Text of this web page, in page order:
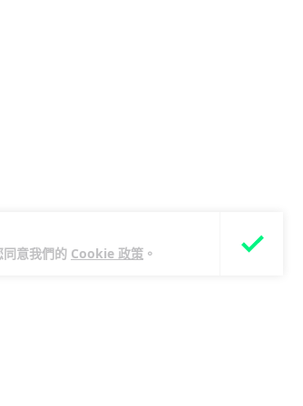
意我們的 Cookie 政策 。